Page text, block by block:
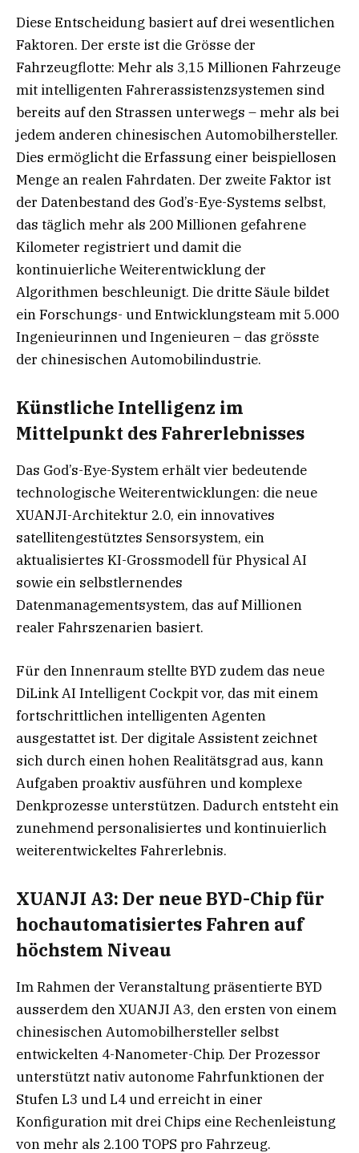
Diese Entscheidung basiert auf drei wesentlichen
Faktoren. Der erste ist die Grösse der
Fahrzeugflotte: Mehr als 3,15 Millionen Fahrzeuge
mit intelligenten Fahrerassistenzsystemen sind
bereits auf den Strassen unterwegs – mehr als bei
jedem anderen chinesischen Automobilhersteller.
Dies ermöglicht die Erfassung einer beispiellosen
Menge an realen Fahrdaten. Der zweite Faktor ist
der Datenbestand des God’s-Eye-Systems selbst,
das täglich mehr als 200 Millionen gefahrene
Kilometer registriert und damit die
kontinuierliche Weiterentwicklung der
Algorithmen beschleunigt. Die dritte Säule bildet
ein Forschungs- und Entwicklungsteam mit 5.000
Ingenieurinnen und Ingenieuren – das grösste
der chinesischen Automobilindustrie.
Künstliche Intelligenz im
Mittelpunkt des Fahrerlebnisses
Das God’s-Eye-System erhält vier bedeutende
technologische Weiterentwicklungen: die neue
XUANJI-Architektur 2.0, ein innovatives
satellitengestütztes Sensorsystem, ein
aktualisiertes KI-Grossmodell für Physical AI
sowie ein selbstlernendes
Datenmanagementsystem, das auf Millionen
realer Fahrszenarien basiert.
Für den Innenraum stellte BYD zudem das neue
DiLink AI Intelligent Cockpit vor, das mit einem
fortschrittlichen intelligenten Agenten
ausgestattet ist. Der digitale Assistent zeichnet
sich durch einen hohen Realitätsgrad aus, kann
Aufgaben proaktiv ausführen und komplexe
Denkprozesse unterstützen. Dadurch entsteht ein
zunehmend personalisiertes und kontinuierlich
weiterentwickeltes Fahrerlebnis.
XUANJI A3: Der neue BYD-Chip für
hochautomatisiertes Fahren auf
höchstem Niveau
Im Rahmen der Veranstaltung präsentierte BYD
ausserdem den XUANJI A3, den ersten von einem
chinesischen Automobilhersteller selbst
entwickelten 4-Nanometer-Chip. Der Prozessor
unterstützt nativ autonome Fahrfunktionen der
Stufen L3 und L4 und erreicht in einer
Konfiguration mit drei Chips eine Rechenleistung
von mehr als 2.100 TOPS pro Fahrzeug.